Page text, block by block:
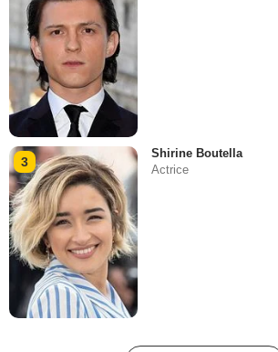
3
Shirine Boutella
Actrice